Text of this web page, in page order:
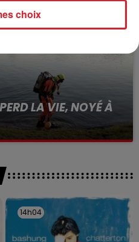
LA VIE, NOYÉ À
14h04
14h04
choix